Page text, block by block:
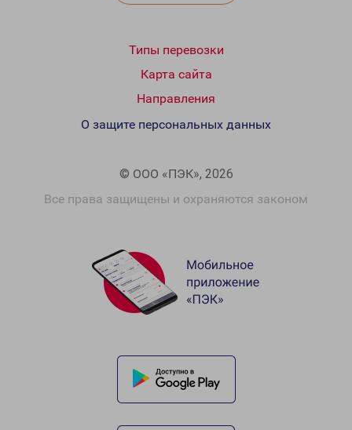
Типы перевозки
Карта сайта
Направления
© ООО «ПЭК», 2026
Все права защищены и охраняются законом
О защите персональных данных